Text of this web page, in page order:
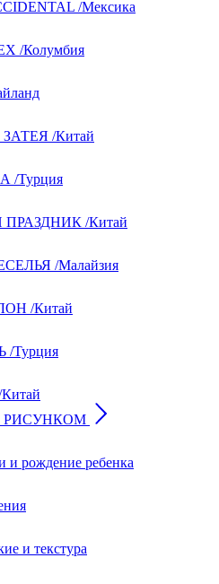
/Мексика
/Колумбия
/Китай
/Турция
/Китай
/Малайзия
/Китай
Турция
РИСУНКОМ
и рождение ребенка
и текстура